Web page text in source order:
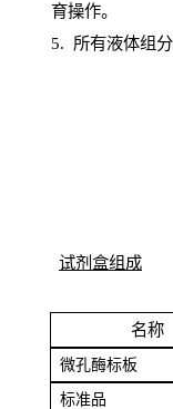
育操作。
5. 所有液体组
试剂盒组成
名称
微孔酶标板
标准品